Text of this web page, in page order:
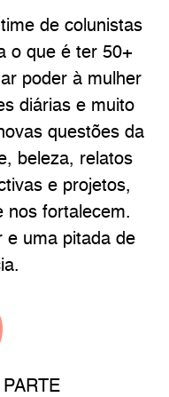
de colunistas
o que é ter 50+
poder à mulher
diárias e muito
questões da
beleza, relatos
e projetos,
nos fortalecem.
e uma pitada de